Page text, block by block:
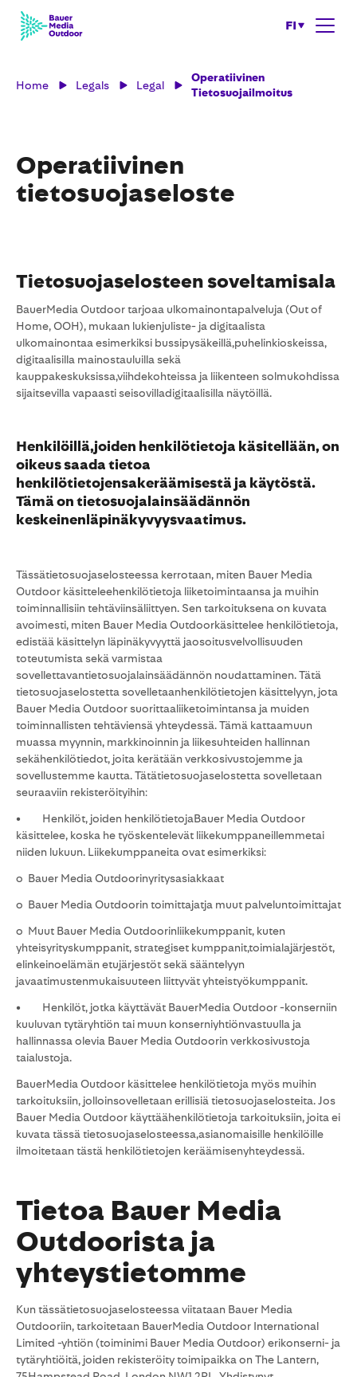
FI
Home Legals Legal
Operatiivinen
Tietosuojailmoitus
Operatiivinen
tietosuojaseloste
Tietosuojaselosteen soveltamisala
BauerMedia Outdoor tarjoaa ulkomainontapalveluja (Out of
Home, OOH), mukaan lukienjuliste- ja digitaalista
ulkomainontaa esimerkiksi bussipysäkeillä,puhelinkioskeissa,
digitaalisilla mainostauluilla sekä
kauppakeskuksissa,viihdekohteissa ja liikenteen solmukohdissa
sijaitsevilla vapaasti seisovilladigitaalisilla näytöillä.
Henkilöillä,joiden henkilötietoja käsitellään, on
oikeus saada tietoa
henkilötietojensakeräämisestä ja käytöstä.
Tämä on tietosuojalainsäädännön
keskeinenläpinäkyvyysvaatimus.
Tässätietosuojaselosteessa kerrotaan, miten Bauer Media
Outdoor käsitteleehenkilötietoja liiketoimintaansa ja muihin
toiminnallisiin tehtäviinsäliittyen. Sen tarkoituksena on kuvata
avoimesti, miten Bauer Media Outdoorkäsittelee henkilötietoja,
edistää käsittelyn läpinäkyvyyttä jaosoitusvelvollisuuden
toteutumista sekä varmistaa
sovellettavantietosuojalainsäädännön noudattaminen. Tätä
tietosuojaselostetta sovelletaanhenkilötietojen käsittelyyn, jota
Bauer Media Outdoor suorittaaliiketoimintansa ja muiden
toiminnallisten tehtäviensä yhteydessä. Tämä kattaamuun
muassa myynnin, markkinoinnin ja liikesuhteiden hallinnan
sekähenkilötiedot, joita kerätään verkkosivustojemme ja
sovellustemme kautta. Tätätietosuojaselostetta sovelletaan
seuraaviin rekisteröityihin:
• Henkilöt, joiden henkilötietojaBauer Media Outdoor
käsittelee, koska he työskentelevät liikekumppaneillemmetai
niiden lukuun. Liikekumppaneita ovat esimerkiksi:
o Bauer Media Outdoorinyritysasiakkaat
o Bauer Media Outdoorin toimittajatja muut palveluntoimittajat
o Muut Bauer Media Outdoorinliikekumppanit, kuten
yhteisyrityskumppanit, strategiset kumppanit,toimialajärjestöt,
elinkeinoelämän etujärjestöt sekä sääntelyyn
javaatimustenmukaisuuteen liittyvät yhteistyökumppanit.
• Henkilöt, jotka käyttävät BauerMedia Outdoor -konserniin
kuuluvan tytäryhtiön tai muun konserniyhtiönvastuulla ja
hallinnassa olevia Bauer Media Outdoorin verkkosivustoja
taialustoja.
BauerMedia Outdoor käsittelee henkilötietoja myös muihin
tarkoituksiin, jolloinsovelletaan erillisiä tietosuojaselosteita. Jos
Bauer Media Outdoor käyttäähenkilötietoja tarkoituksiin, joita ei
kuvata tässä tietosuojaselosteessa,asianomaisille henkilöille
ilmoitetaan tästä henkilötietojen keräämisenyhteydessä.
Tietoa Bauer Media
Outdoorista ja
yhteystietomme
Kun tässätietosuojaselosteessa viitataan Bauer Media
Outdooriin, tarkoitetaan BauerMedia Outdoor International
Limited -yhtiön (toiminimi Bauer Media Outdoor) erikonserni- ja
tytäryhtiöitä, joiden rekisteröity toimipaikka on The Lantern,